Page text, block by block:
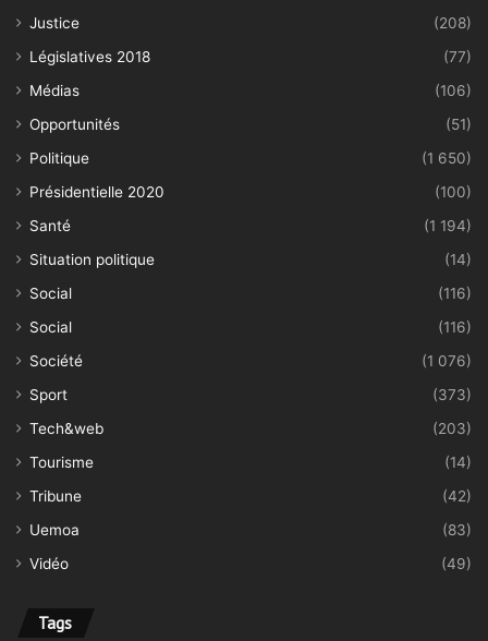
Justice
(208)
Législatives 2018
(77)
Médias
(106)
Opportunités
(51)
Politique
(1 650)
Présidentielle 2020
(100)
Santé
(1 194)
Situation politique
(14)
Social
(116)
Social
(116)
Société
(1 076)
Sport
(373)
Tech&web
(203)
Tourisme
(14)
Tribune
(42)
Uemoa
(83)
Vidéo
(49)
Tags